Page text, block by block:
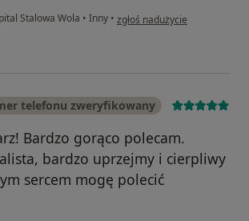
Stalowa Wola • Inny • w opinii użytkownika Kacper
zgłoś nadużycie
telefonu zweryfikowany
Bardzo gorąco polecam.
bardzo uprzejmy i cierpliwy
sercem mogę polecić